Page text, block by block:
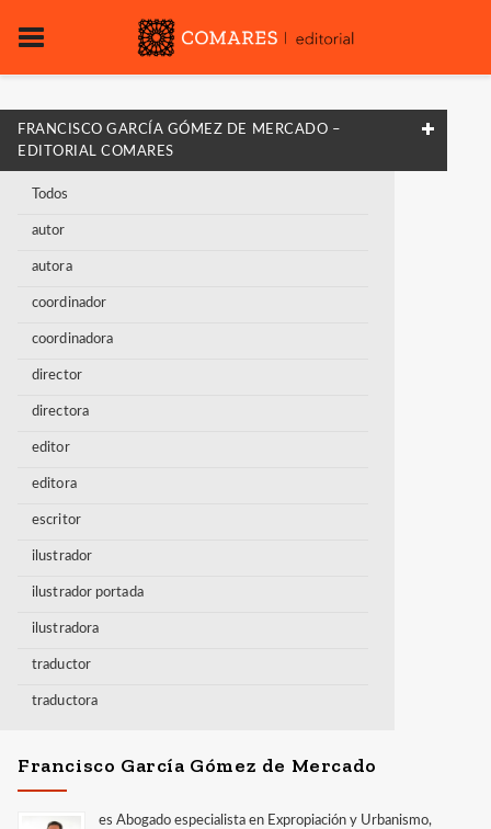
FRANCISCO GARCÍA GÓMEZ DE MERCADO –
EDITORIAL COMARES
Todos
autor
autora
coordinador
coordinadora
director
directora
editor
editora
escritor
ilustrador
ilustrador portada
ilustradora
traductor
traductora
Francisco García Gómez de Mercado
es Abogado especialista en Expropiación y Urbanismo,